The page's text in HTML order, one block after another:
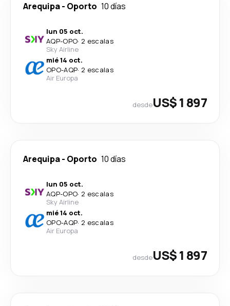
Arequipa- Oporto 10 días
lun 05 oct.
AQP-OPO· 2 escalas
Sky Airline
mié 14 oct.
OPO-AQP· 2 escalas
Air Europa
desdeUS$ 1 897
Arequipa- Oporto 10 días
lun 05 oct.
AQP-OPO· 2 escalas
Sky Airline
mié 14 oct.
OPO-AQP· 2 escalas
Air Europa
desdeUS$ 1 897